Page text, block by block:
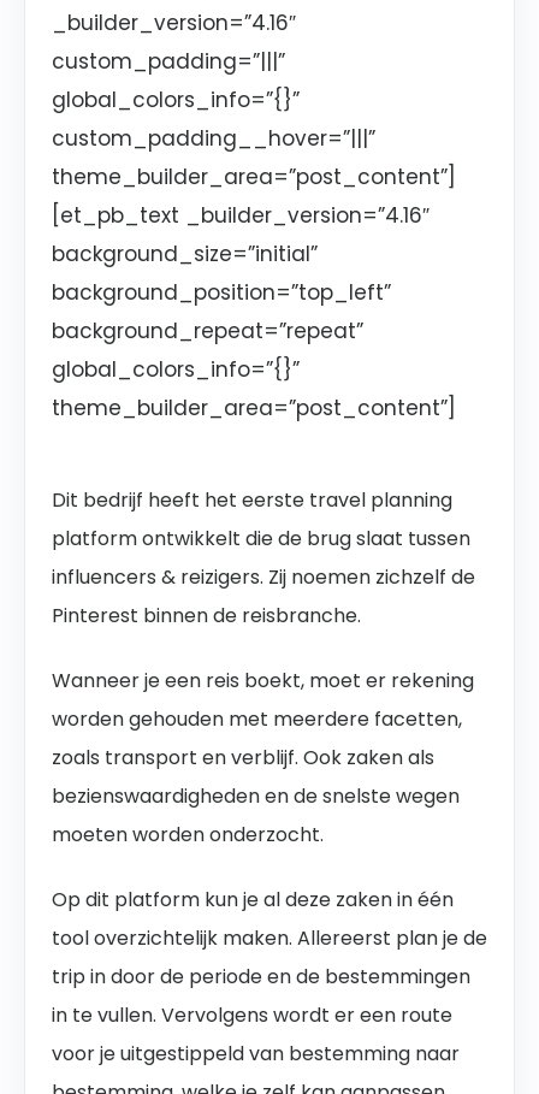
_builder_version=”4.16″
custom_padding=”|||”
global_colors_info=”{}”
custom_padding__hover=”|||”
theme_builder_area=”post_content”]
[et_pb_text _builder_version=”4.16″
background_size=”initial”
background_position=”top_left”
background_repeat=”repeat”
global_colors_info=”{}”
theme_builder_area=”post_content”]
Dit bedrijf heeft het eerste travel planning
platform ontwikkelt die de brug slaat tussen
influencers & reizigers. Zij noemen zichzelf de
Pinterest binnen de reisbranche.
Wanneer je een reis boekt, moet er rekening
worden gehouden met meerdere facetten,
zoals transport en verblijf. Ook zaken als
bezienswaardigheden en de snelste wegen
moeten worden onderzocht.
Op dit platform kun je al deze zaken in één
tool overzichtelijk maken. Allereerst plan je de
trip in door de periode en de bestemmingen
in te vullen. Vervolgens wordt er een route
voor je uitgestippeld van bestemming naar